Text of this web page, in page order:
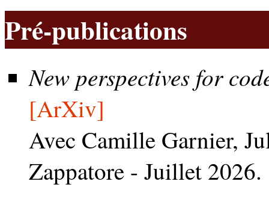
Pré-publications
New perspectives for
[ArXiv]
Avec Camille Garnier,
Zappatore - Juillet 2026.